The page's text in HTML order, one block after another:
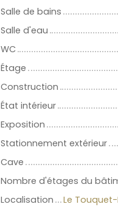
Salle de bains
Salle d'eau
WC
Étage
Construction
État intérieur
Exposition
Stationnement extérieur
Cave
Nombre d'étages du
Localisation
Le